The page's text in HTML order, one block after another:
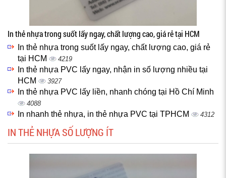
In thẻ nhựa trong suốt lấy ngay, chất lượng cao, giá rẻ tại HCM
In thẻ nhựa trong suốt lấy ngay, chất lượng cao, giá rẻ
tại HCM
4219
In thẻ nhựa PVC lấy ngay, nhận in số lượng nhiều tại
HCM
3927
In thẻ nhựa PVC lấy liền, nhanh chóng tại Hồ Chí Minh
4088
In nhanh thẻ nhựa, in thẻ nhựa PVC tại TPHCM 4312
IN THẺ NHỰA SỐ LƯỢNG ÍT